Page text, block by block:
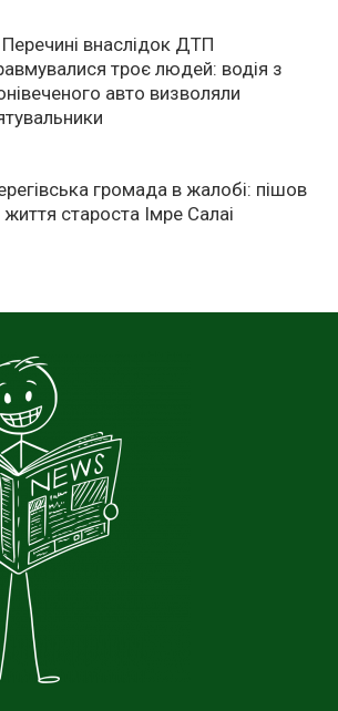
внаслідок ДТП
троє людей: водія з
авто визволяли
громада в жалобі: пішов
життя староста Імре Салаі